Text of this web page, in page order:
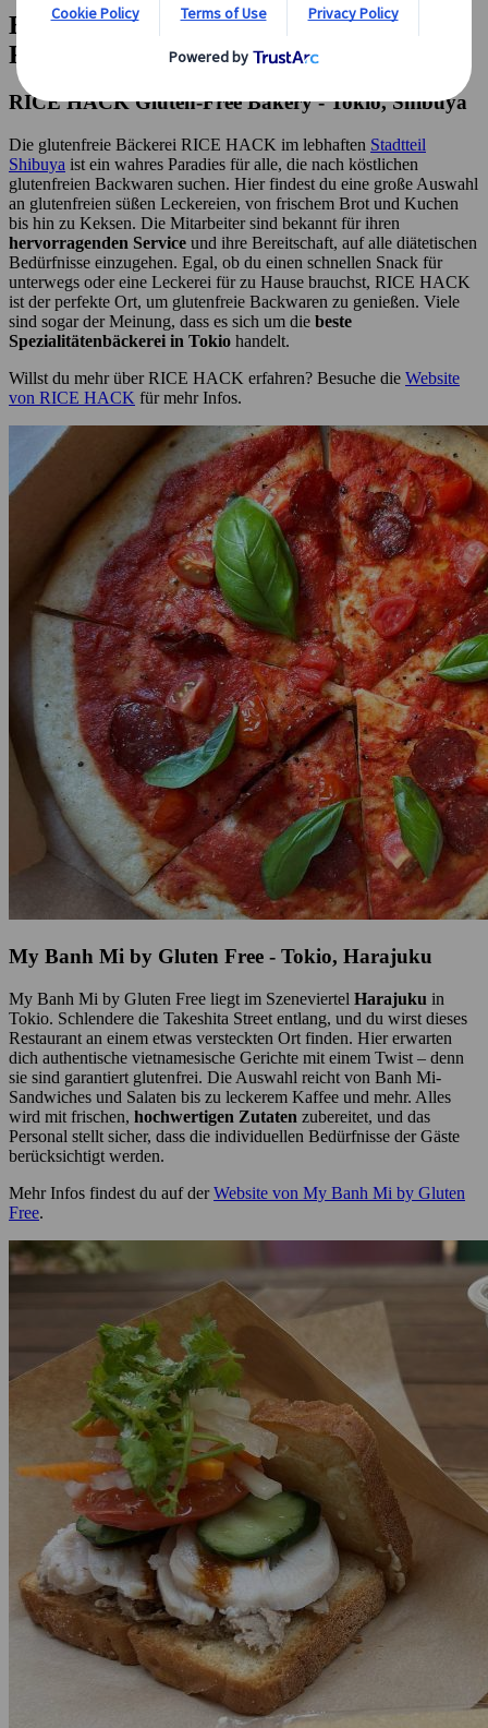
Empfehlungen für glutenfreie
Restaurants in Tokio
RICE HACK Gluten-Free Bakery - Tokio, Shibuya
Die glutenfreie Bäckerei RICE HACK im lebhaften Stadtteil
Shibuya ist ein wahres Paradies für alle, die nach köstlichen
glutenfreien Backwaren suchen. Hier findest du eine große Auswahl
an glutenfreien süßen Leckereien, von frischem Brot und Kuchen
bis hin zu Keksen. Die Mitarbeiter sind bekannt für ihren
hervorragenden Service und ihre Bereitschaft, auf alle diätetischen
Bedürfnisse einzugehen. Egal, ob du einen schnellen Snack für
unterwegs oder eine Leckerei für zu Hause brauchst, RICE HACK
ist der perfekte Ort, um glutenfreie Backwaren zu genießen. Viele
sind sogar der Meinung, dass es sich um die beste
Spezialitätenbäckerei in Tokio handelt.
Willst du mehr über RICE HACK erfahren? Besuche die Website
von RICE HACK für mehr Infos.
My Banh Mi by Gluten Free - Tokio, Harajuku
My Banh Mi by Gluten Free liegt im Szeneviertel Harajuku in
Tokio. Schlendere die Takeshita Street entlang, und du wirst dieses
Restaurant an einem etwas versteckten Ort finden. Hier erwarten
dich authentische vietnamesische Gerichte mit einem Twist – denn
sie sind garantiert glutenfrei. Die Auswahl reicht von Banh Mi-
Sandwiches und Salaten bis zu leckerem Kaffee und mehr. Alles
wird mit frischen, hochwertigen Zutaten zubereitet, und das
Personal stellt sicher, dass die individuellen Bedürfnisse der Gäste
berücksichtigt werden.
Mehr Infos findest du auf derWebsite von My Banh Mi by Gluten
Free.